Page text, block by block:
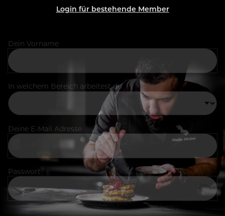
Login für bestehende Member
Dein Vorname
In welchem Bereich arbeitest du
Deine E-Mail Adresse
Passwort